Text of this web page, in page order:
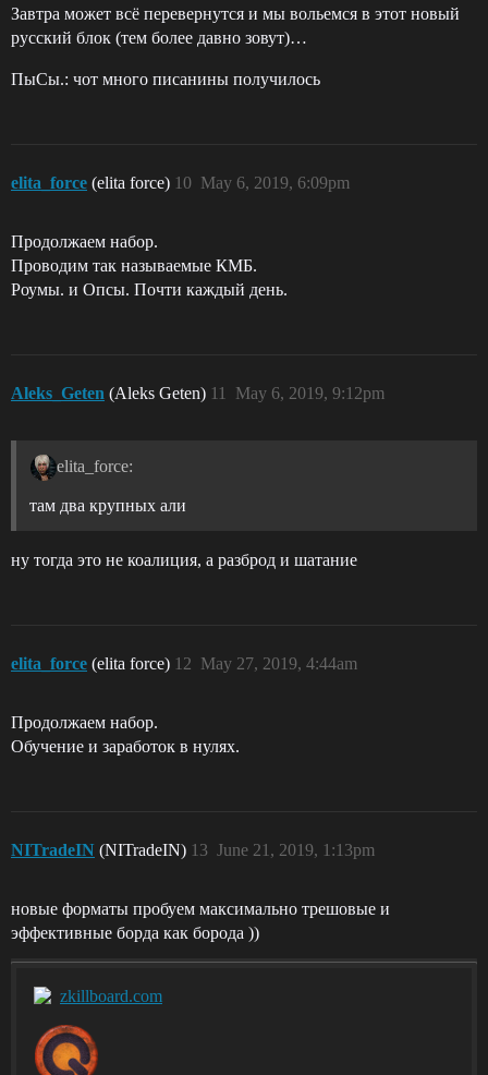
Завтра может всё перевернутся и мы вольемся в этот новый
русский блок (тем более давно зовут)…
ПыСы.: чот много писанины получилось
elita_force (elita force) May 6, 2019, 6:09pm
10
Продолжаем набор.
Проводим так называемые КМБ.
Роумы. и Опсы. Почти каждый день.
Aleks_Geten (Aleks Geten) May 6, 2019, 9:12pm
11
elita_force:
там два крупных али
ну тогда это не коалиция, а разброд и шатание
elita_force (elita force) May 27, 2019, 4:44am
12
Продолжаем набор.
Обучение и заработок в нулях.
NITradeIN (NITradeIN) June 21, 2019, 1:13pm
13
новые форматы пробуем максимально трешовые и
эффективные борда как борода ))
zkillboard.com